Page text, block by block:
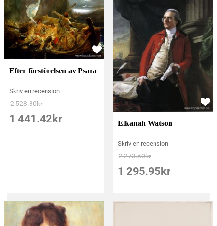
Efter förstörelsen av Psara
Skriv en recension
2 528.80kr
1 441.42 kr Elkanah Watson
Skriv en recension
2 273.60kr
1 295.95 kr